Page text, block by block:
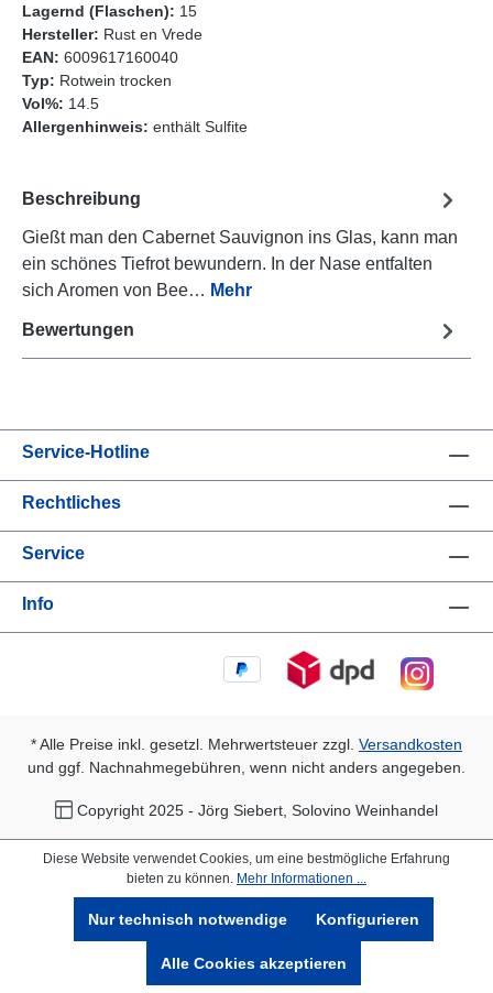
Lagernd (Flaschen): 15
Hersteller: Rust en Vrede
EAN: 6009617160040
Typ: Rotwein trocken
Vol%: 14.5
Allergenhinweis: enthält Sulfite
Beschreibung
Gießt man den Cabernet Sauvignon ins Glas, kann man
ein schönes Tiefrot bewundern. In der Nase entfalten
sich Aromen von Bee… Mehr
Bewertungen
Service-Hotline
Rechtliches
Service
Info
* Alle Preise inkl. gesetzl. Mehrwertsteuer zzgl. Versandkosten
und ggf. Nachnahmegebühren, wenn nicht anders angegeben.
Copyright 2025 - Jörg Siebert, Solovino Weinhandel
Diese Website verwendet Cookies, um eine bestmögliche Erfahrung
bieten zu können. Mehr Informationen ...
Nur technisch notwendige Konfigurieren
Alle Cookies akzeptieren